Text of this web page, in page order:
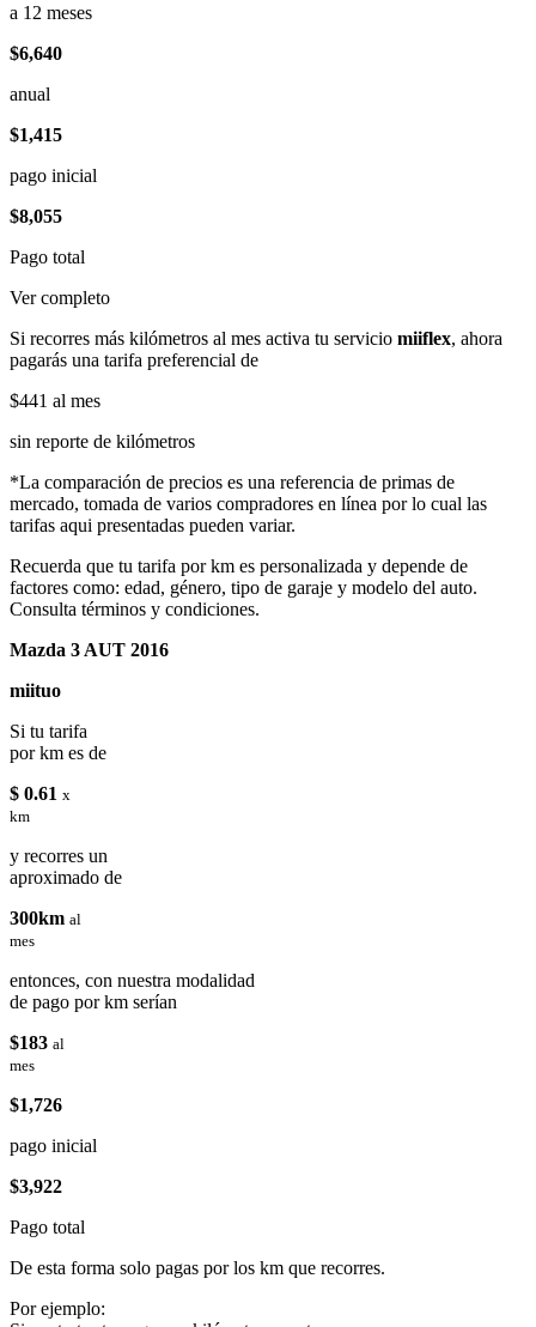
a 12 meses
$6,640
anual
$1,415
pago inicial
$8,055
Pago total
Ver completo
Si recorres más kilómetros al mes activa tu servicio miiflex, ahora
pagarás una tarifa preferencial de
$441 al mes
sin reporte de kilómetros
*La comparación de precios es una referencia de primas de
mercado, tomada de varios compradores en línea por lo cual las
tarifas aqui presentadas pueden variar.
Recuerda que tu tarifa por km es personalizada y depende de
factores como: edad, género, tipo de garaje y modelo del auto.
Consulta términos y condiciones.
Mazda 3 AUT 2016
miituo
Si tu tarifa
por km es de
$ 0.61 x
km
y recorres un
aproximado de
300km al
mes
entonces, con nuestra modalidad
de pago por km serían
$183 al
mes
$1,726
pago inicial
$3,922
Pago total
De esta forma solo pagas por los km que recorres.
Por ejemplo: